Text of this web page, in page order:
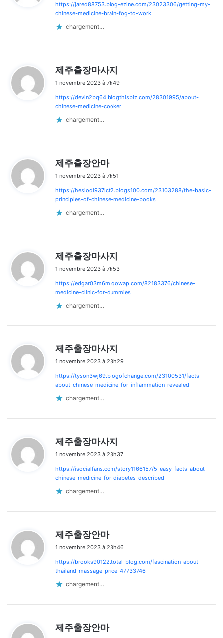
:
https://jared88753.blog-ezine.com/23023306/getting-my-
chinese-medicine-brain-fog-to-work
chargement…
제주출장마사지
t
:
1 novembre 2023 à 7h49
https://devin2bq64.blogthisbiz.com/28301995/about-
chinese-medicine-cooker
chargement…
제주출장안마
t
:
1 novembre 2023 à 7h51
https://hesiodl937lct2.blogs100.com/23103288/the-basic-
principles-of-chinese-medicine-books
chargement…
제주출장마사지
t
:
1 novembre 2023 à 7h53
https://edgar03m6m.qowap.com/82183376/chinese-
medicine-clinic-for-dummies
chargement…
제주출장마사지
t
:
1 novembre 2023 à 23h29
https://tyson3wj69.blogofchange.com/23100531/facts-
about-chinese-medicine-for-inflammation-revealed
chargement…
제주출장마사지
t
:
1 novembre 2023 à 23h37
https://isocialfans.com/story1166157/5-easy-facts-about-
chinese-medicine-for-diabetes-described
chargement…
제주출장안마
t
:
1 novembre 2023 à 23h46
https://brooks90122.total-blog.com/fascination-about-
thailand-massage-price-47733746
chargement…
제주출장안마